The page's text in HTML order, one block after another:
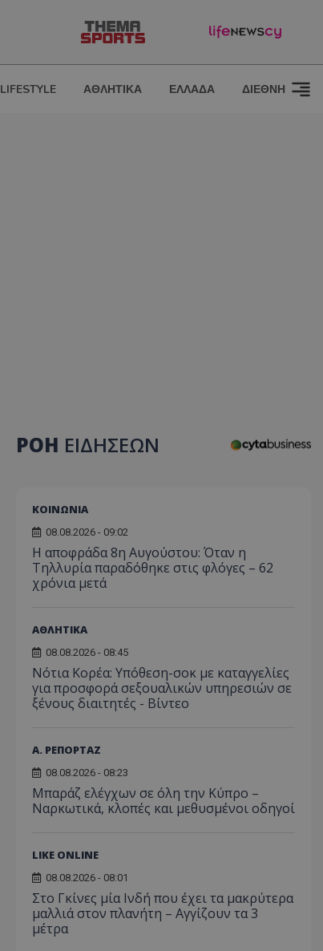
LIFESTYLE ΑΘΛΗΤΙΚΑ ΕΛΛΑΔΑ ΔΙΕΘΝΗ
ΡΟΗ ΕΙΔΗΣΕΩΝ
ΚΟΙΝΩΝΙΑ
08.08.2026 - 09:02
Η αποφράδα 8η Αυγούστου: Όταν η
Τηλλυρία παραδόθηκε στις φλόγες – 62
χρόνια μετά
ΑΘΛΗΤΙΚΑ
08.08.2026 - 08:45
Νότια Κορέα: Υπόθεση-σοκ με καταγγελίες
για προσφορά σεξουαλικών υπηρεσιών σε
ξένους διαιτητές - Bίντεο
Α. ΡΕΠΟΡΤΑΖ
08.08.2026 - 08:23
Μπαράζ ελέγχων σε όλη την Κύπρο –
Ναρκωτικά, κλοπές και μεθυσμένοι οδηγοί
LIKE ONLINE
08.08.2026 - 08:01
Στο Γκίνες μία Ινδή που έχει τα μακρύτερα
μαλλιά στον πλανήτη – Αγγίζουν τα 3
μέτρα